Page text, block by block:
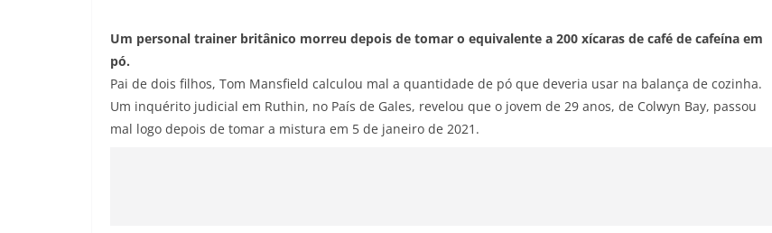
Um personal trainer britânico morreu depois de tomar o equivalente a 200 xícaras de café de cafeína em
pó.
Pai de dois filhos, Tom Mansfield calculou mal a quantidade de pó que deveria usar na balança de cozinha.
Um inquérito judicial em Ruthin, no País de Gales, revelou que o jovem de 29 anos, de Colwyn Bay, passou
mal logo depois de tomar a mistura em 5 de janeiro de 2021.